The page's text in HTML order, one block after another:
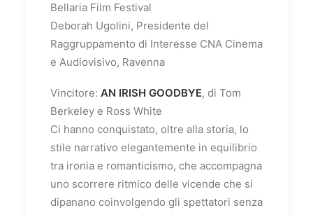
Bellaria Film Festival
Deborah Ugolini, Presidente del
Raggruppamento di Interesse CNA Cinema
e Audiovisivo, Ravenna
Vincitore: AN IRISH GOODBYE, di Tom
Berkeley e Ross White
Ci hanno conquistato, oltre alla storia, lo
stile narrativo elegantemente in equilibrio
tra ironia e romanticismo, che accompagna
uno scorrere ritmico delle vicende che si
dipanano coinvolgendo gli spettatori senza